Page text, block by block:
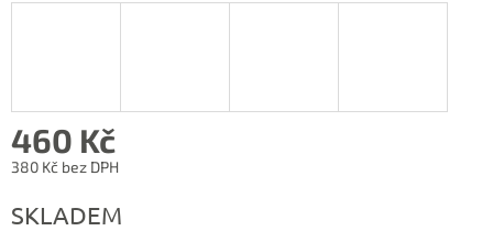
460 Kč
380 Kč bez DPH
cena:
SKLADEM